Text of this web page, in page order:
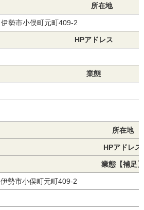
所在地
伊勢市小俣町元町409-2
HPアドレス
業態
所在地
HPアドレス
業態【補足】
伊勢市小俣町元町409-2